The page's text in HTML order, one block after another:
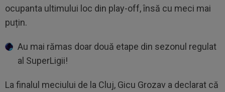
ocupanta ultimului loc din play-off, însă cu meci mai
puțin.
Au mai rămas doar două etape din sezonul regulat
al SuperLigii!
La finalul meciului de la Cluj, Gicu Grozav a declarat că